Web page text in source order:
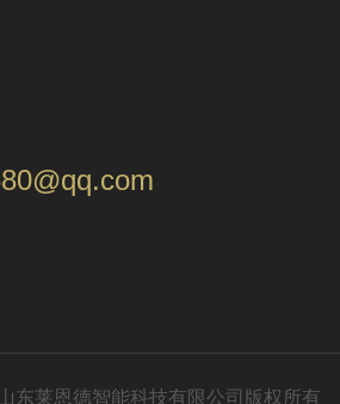
东莱恩德智能科技有限公司版权所有